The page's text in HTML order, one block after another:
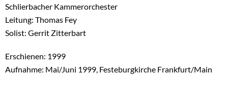
Schlierbacher Kammerorchester
Leitung: Thomas Fey
Solist: Gerrit Zitterbart
Erschienen: 1999
Aufnahme: Mai/Juni 1999, Festeburgkirche Frankfurt/Main